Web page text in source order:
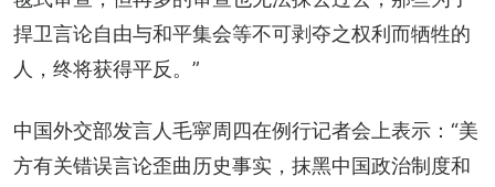
捍卫言论自由与和平集会等不可剥夺之权利而牺牲的
人，终将获得平反。”
中国外交部发言人毛寜周四在例行记者会上表示：“美
方有关错误言论歪曲历史事实，抹黑中国政治制度和